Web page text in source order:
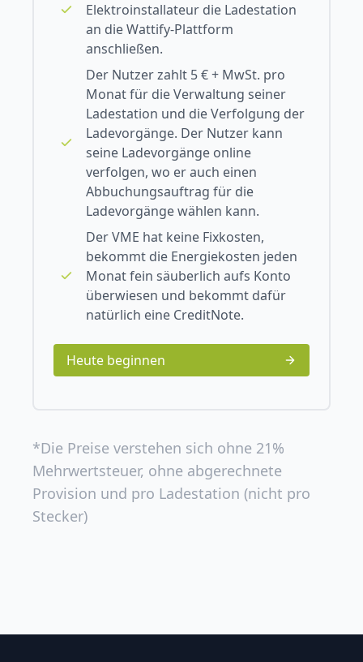
Elektroinstallateur die Ladestation
an die Wattify-Plattform
anschließen.
Der Nutzer zahlt 5 € + MwSt. pro
Monat für die Verwaltung seiner
Ladestation und die Verfolgung der
Ladevorgänge. Der Nutzer kann
seine Ladevorgänge online
verfolgen, wo er auch einen
Abbuchungsauftrag für die
Ladevorgänge wählen kann.
Der VME hat keine Fixkosten,
bekommt die Energiekosten jeden
Monat fein säuberlich aufs Konto
überwiesen und bekommt dafür
natürlich eine CreditNote.
Heute beginnen
*Die Preise verstehen sich ohne 21%
Mehrwertsteuer, ohne abgerechnete
Provision und pro Ladestation (nicht pro
Stecker)